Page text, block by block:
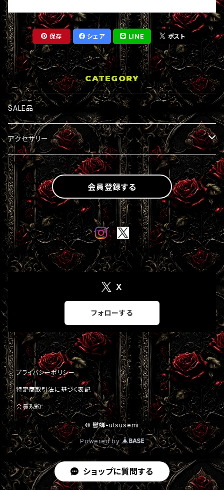
保存 シェア LINE ポスト
CATEGORY
SALE品
アクセサリー
ネックレス一覧
キラキラ輝くアイテム一覧
十字架デザイン一覧
ハートデザイン一覧
ブレスレット一覧
ピアス一覧
有刺鉄線デザイン
限定品
大特価 商品
会員登録する
X
フォローする
プライバシーポリシー
特定商取引法に基づく表記
会員規約
© 鬱蝉-utsusemi
Powered by
ショップに質問する